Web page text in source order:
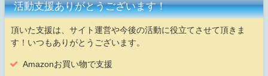
活動支援ありがとうございます！
頂いた支援は、サイト運営や今後の活動に役立てさせて頂きま
す！いつもありがとうございます。
Amazonお買い物で支援